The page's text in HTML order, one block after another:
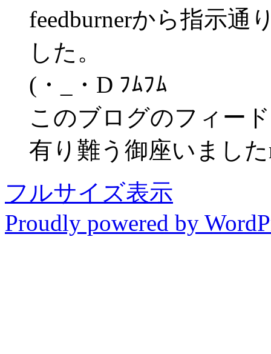
feedburnerから指示通
した。
(・_・D ﾌﾑﾌﾑ
このブログのフィー
有り難う御座いました
フルサイズ表示
Proudly powered by